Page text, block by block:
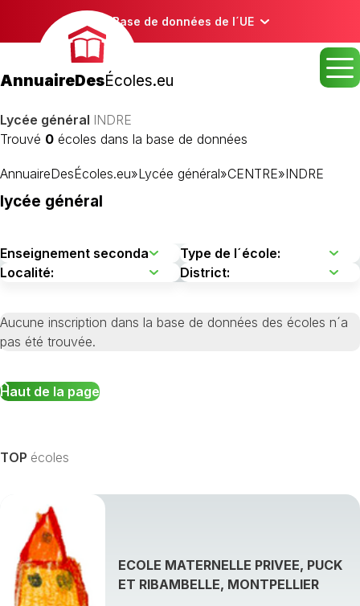
Base de données de l´UE
AnnuaireDesÉcoles.eu
Lycée général INDRE
Trouvé 0 écoles dans la base de données
AnnuaireDesÉcoles.eu»Lycée général»CENTRE»INDRE
lycée général
Aucune inscription dans la base de données des écoles n´a
pas été trouvée.
Haut de la page
TOP écoles
ECOLE MATERNELLE PRIVEE, PUCK
ET RIBAMBELLE, MONTPELLIER